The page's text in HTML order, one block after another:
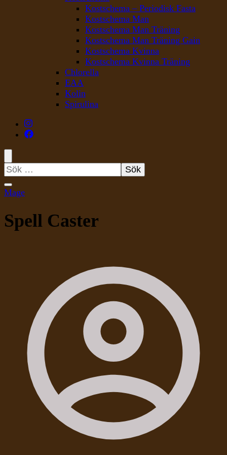
Kostschema – Periodisk Fasta
Kostschema Man
Kostschema Man Träning
Kostschema Man Träning Gain
Kostschema Kvinna
Kostschema Kvinna Träning
Chlorella
EAA
Kolin
Spirulina
Sök
efter:
Mage
Spell Caster